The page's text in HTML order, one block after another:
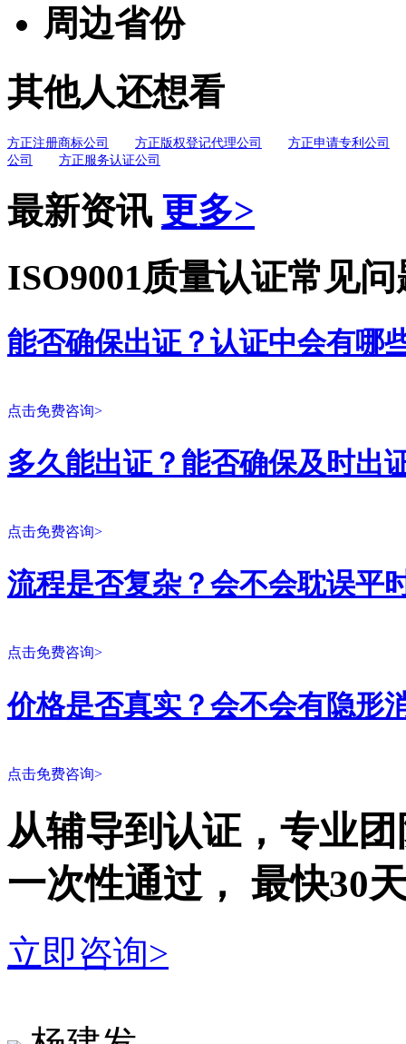
周边省份
其他人还想看
方正注册商标公司 方正版权登记代理公司
方正申请专利公司
公司
方正服务认证公司
最新资讯 更多>
ISO9001质量认证常见
能否确保出证？认证中会有哪
点击免费咨询>
多久能出证？能否确保及时出
点击免费咨询>
流程是否复杂？会不会耽误平
点击免费咨询>
价格是否真实？会不会有隐形
点击免费咨询>
从辅导到认证，专业
一次性通过， 最快30
立即咨询>